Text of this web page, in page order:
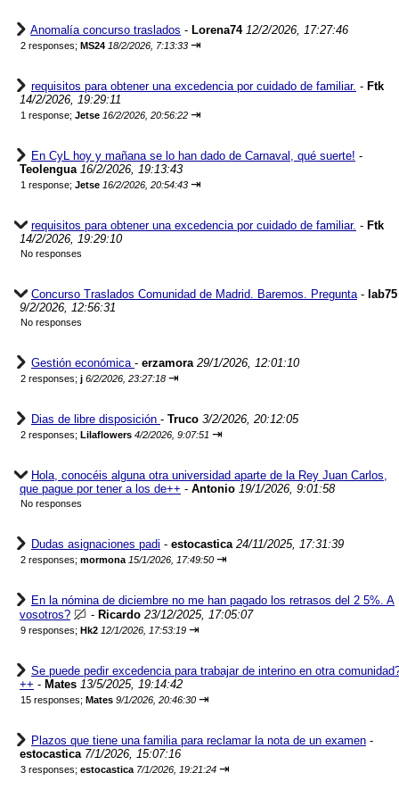
Anomalía concurso traslados - Lorena74 12/2/2026, 17:27:46
2 responses; MS24 18/2/2026, 7:13:33 ⇥
requisitos para obtener una excedencia por cuidado de familiar. - Ftk
14/2/2026, 19:29:11
1 response; Jetse 16/2/2026, 20:56:22 ⇥
En CyL hoy y mañana se lo han dado de Carnaval, qué suerte! -
Teolengua 16/2/2026, 19:13:43
1 response; Jetse 16/2/2026, 20:54:43 ⇥
requisitos para obtener una excedencia por cuidado de familiar. - Ftk
14/2/2026, 19:29:10
No responses
Concurso Traslados Comunidad de Madrid. Baremos. Pregunta- lab75
9/2/2026, 12:56:31
No responses
Gestión económica - erzamora 29/1/2026, 12:01:10
2 responses; j 6/2/2026, 23:27:18 ⇥
Dias de libre disposición - Truco 3/2/2026, 20:12:05
2 responses; Lilaflowers 4/2/2026, 9:07:51 ⇥
Hola, conocéis alguna otra universidad aparte de la Rey Juan Carlos,
que pague por tener a los de++ - Antonio 19/1/2026, 9:01:58
No responses
Dudas asignaciones padi - estocastica 24/11/2025, 17:31:39
2 responses; mormona 15/1/2026, 17:49:50 ⇥
En la nómina de diciembre no me han pagado los retrasos del 2 5%. A
vosotros?
- Ricardo 23/12/2025, 17:05:07
9 responses; Hk2 12/1/2026, 17:53:19 ⇥
Se puede pedir excedencia para trabajar de interino en otra
++ - Mates 13/5/2025, 19:14:42
15 responses; Mates 9/1/2026, 20:46:30 ⇥
Plazos que tiene una familia para reclamar la nota de un examen -
estocastica 7/1/2026, 15:07:16
3 responses; estocastica 7/1/2026, 19:21:24 ⇥